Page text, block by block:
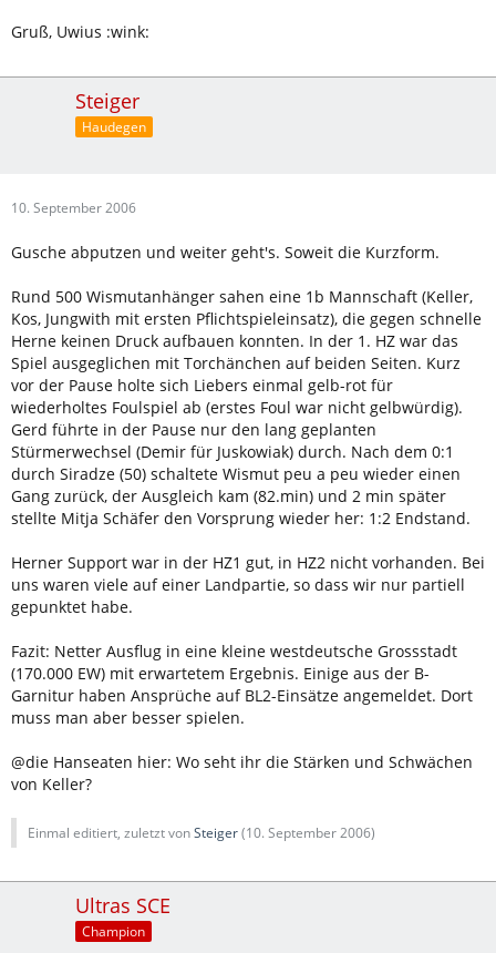
Gruß, Uwius :wink:
Steiger
Haudegen
10. September 2006
Gusche abputzen und weiter geht's. Soweit die Kurzform.
Rund 500 Wismutanhänger sahen eine 1b Mannschaft (Keller,
Kos, Jungwith mit ersten Pflichtspieleinsatz), die gegen schnelle
Herne keinen Druck aufbauen konnten. In der 1. HZ war das
Spiel ausgeglichen mit Torchänchen auf beiden Seiten. Kurz
vor der Pause holte sich Liebers einmal gelb-rot für
wiederholtes Foulspiel ab (erstes Foul war nicht gelbwürdig).
Gerd führte in der Pause nur den lang geplanten
Stürmerwechsel (Demir für Juskowiak) durch. Nach dem 0:1
durch Siradze (50) schaltete Wismut peu a peu wieder einen
Gang zurück, der Ausgleich kam (82.min) und 2 min später
stellte Mitja Schäfer den Vorsprung wieder her: 1:2 Endstand.
Herner Support war in der HZ1 gut, in HZ2 nicht vorhanden. Bei
uns waren viele auf einer Landpartie, so dass wir nur partiell
gepunktet habe.
Fazit: Netter Ausflug in eine kleine westdeutsche Grossstadt
(170.000 EW) mit erwartetem Ergebnis. Einige aus der B-
Garnitur haben Ansprüche auf BL2-Einsätze angemeldet. Dort
muss man aber besser spielen.
@die Hanseaten hier: Wo seht ihr die Stärken und Schwächen
von Keller?
Einmal editiert, zuletzt vonSteiger(10. September 2006)
Ultras SCE
Champion